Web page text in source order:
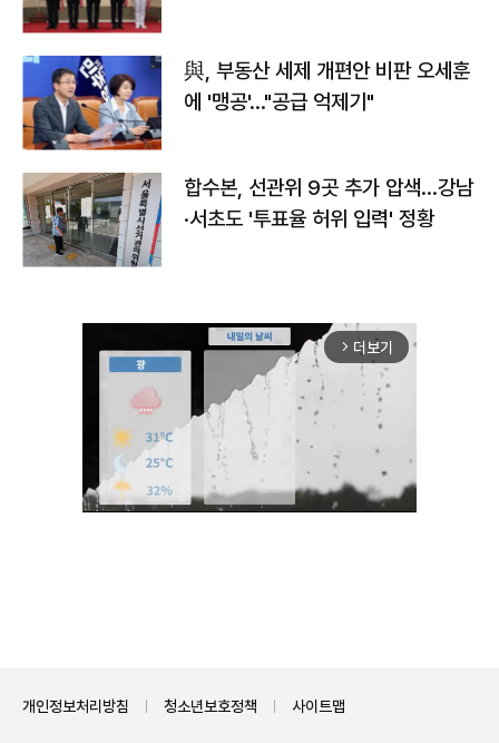
與, 부동산 세제 개편안 비판 오세훈
에 '맹공'…"공급 억제기"
합수본, 선관위 9곳 추가 압색…강남
·서초도 '투표율 허위 입력' 정황
arrow_forward_ios 더보기
개인정보처리방침 청소년보호정책 사이트맵